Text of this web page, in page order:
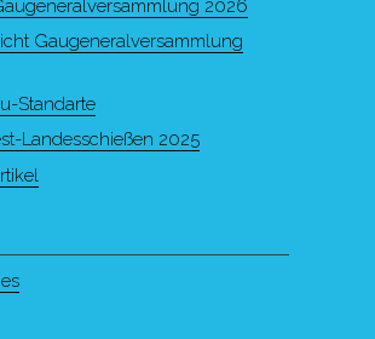
2026
Gaugeneralversammlung
Standarte
Landesschießen 2025